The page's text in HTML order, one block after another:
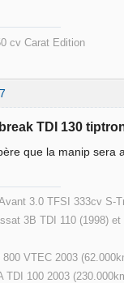
cv Carat Edition
TDI 130
que la manip
3.0 TFSI 333cv S-
3B TDI 110 (1998)
VTEC 2003
TDI 100 2003